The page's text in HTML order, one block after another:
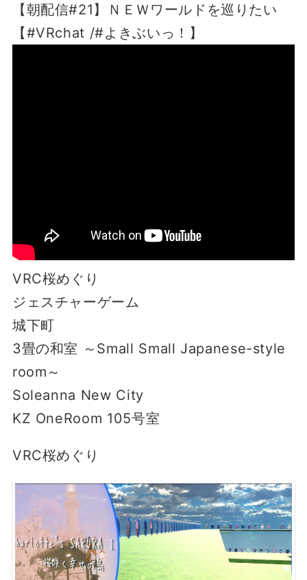
【朝配信#21】ＮＥＷワールドを巡りたい
【#VRchat /#よきぶいっ！】
VRC桜めぐり
ジェスチャーゲーム
城下町
3畳の和室 ～Small Small Japanese-style
room～
Soleanna New City
KZ OneRoom 105号室
VRC桜めぐり